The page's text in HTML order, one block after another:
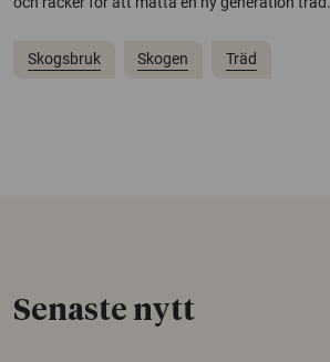
Skogsbruk Skogen Träd
Senaste nytt